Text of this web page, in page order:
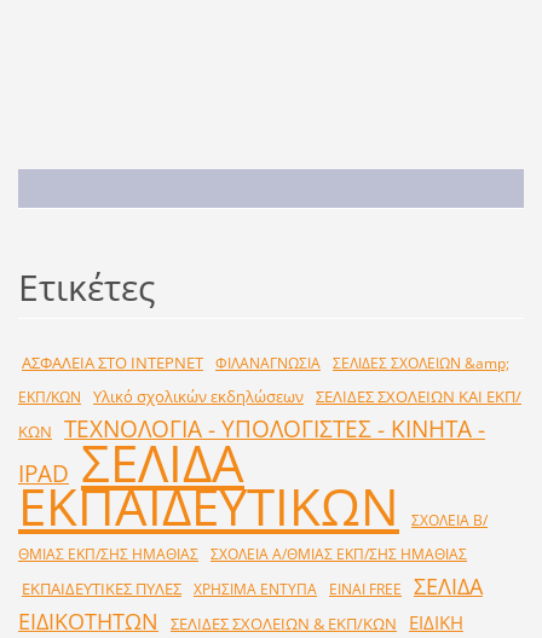
Ετικέτες
ΑΣΦΑΛΕΙΑ ΣΤΟ ΙΝΤΕΡΝΕΤ ΦΙΛΑΝΑΓΝΩΣΙΑ ΣΕΛΙΔΕΣ ΣΧΟΛΕΙΩΝ &amp;
ΕΚΠ/ΚΩΝ
Υλικό σχολικών εκδηλώσεων ΣΕΛΙΔΕΣ ΣΧΟΛΕΙΩΝ ΚΑΙ ΕΚΠ/
ΚΩΝ
ΤΕΧΝΟΛΟΓΙΑ - ΥΠΟΛΟΓΙΣΤΕΣ - ΚΙΝΗΤΑ -
IPAD ΣΕΛΙΔΑ
ΕΚΠΑΙΔΕΥΤΙΚΩΝ
ΣΧΟΛΕΙΑ Β/
ΘΜΙΑΣ ΕΚΠ/ΣΗΣ ΗΜΑΘΙΑΣ ΣΧΟΛΕΙΑ Α/ΘΜΙΑΣ ΕΚΠ/ΣΗΣ ΗΜΑΘΙΑΣ
ΕΚΠΑΙΔΕΥΤΙΚΕΣ ΠΥΛΕΣ ΧΡΗΣΙΜΑ ΕΝΤΥΠΑ ΕΙΝΑΙ FREE
ΣΕΛΙΔΑ
ΕΙΔΙΚΟΤΗΤΩΝ
ΣΕΛΙΔΕΣ ΣΧΟΛΕΙΩΝ & ΕΚΠ/ΚΩΝ
ΕΙΔΙΚΗ